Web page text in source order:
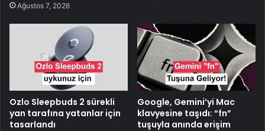
Ağustos 7, 2026
Ozlo Sleepbuds 2 sürekli
yan tarafına yatanlar için
tasarlandı
Google, Gemini’yi Mac
klavyesine taşıdı: “fn”
tuşuyla anında erişim